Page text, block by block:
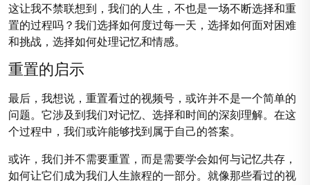
这让我不禁联想到，我们的人生，不也是一场不断选择和重
置的过程吗？我们选择如何度过每一天，选择如何面对困难
和挑战，选择如何处理记忆和情感。
重置的启示
最后，我想说，重置看过的视频号，或许并不是一个简单的
问题。它涉及到我们对记忆、选择和时间的深刻理解。在这
个过程中，我们或许能够找到属于自己的答案。
或许，我们并不需要重置，而是需要学会如何与记忆共存，
如何让它们成为我们人生旅程的一部分。就像那些看过的视